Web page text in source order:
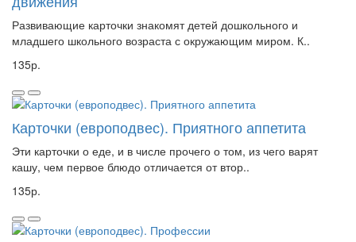
Развивающие карточки знакомят детей дошкольного и
младшего школьного возраста с окружающим миром. К..
135р.
Карточки (европодвес). Приятного аппетита
Эти карточки о еде, и в числе прочего о том, из чего варят
кашу, чем первое блюдо отличается от втор..
135р.